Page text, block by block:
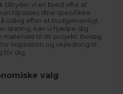
tilbyder vi en bred vifte af
tilpasses dine specifikke
udkig efter et budgetvenligt
løsning, kan vi hjælpe dig
til dit projekt. Besøg
for inspiration og vejledning til
for dig.
valg